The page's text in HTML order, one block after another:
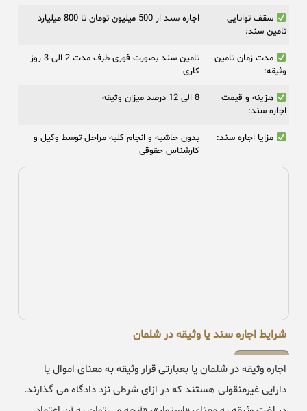
سقف توانایی
تامین سند:
اجاره سند از 500 میلیون تومان تا 800 میلیارد
مدت زمان تامین
وثیقه:
تامین سند بصورت فوری طرف مدت 2 الی 3 روز
کاری
هزینه و قیمت
اجاره سند:
8 الی 12 درصد میزان وثیقه
مزایا اجاره سند:
بدون حاشیه و انجام کلیه مراحل توسط وکیل و
کارشناس حقوقی
شرایط اجاره سند یا وثیقه در شلمان
اجاره وثیقه در شلمان یا بعبارتی قرار وثیقه به معنای اموال یا
دارایی غیرمنقولی هستند که در ازای شرطی نزد دادگاه می گذارند.